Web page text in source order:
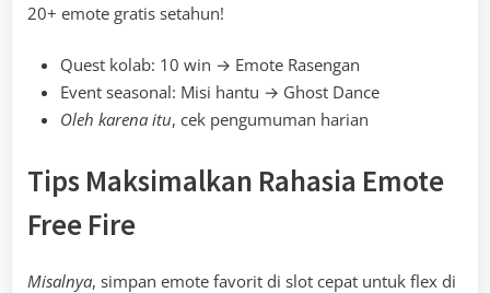
20+ emote gratis setahun!
Quest kolab: 10 win → Emote Rasengan
Event seasonal: Misi hantu → Ghost Dance
Oleh karena itu, cek pengumuman harian
Tips Maksimalkan Rahasia Emote
Free Fire
Misalnya, simpan emote favorit di slot cepat untuk flex di